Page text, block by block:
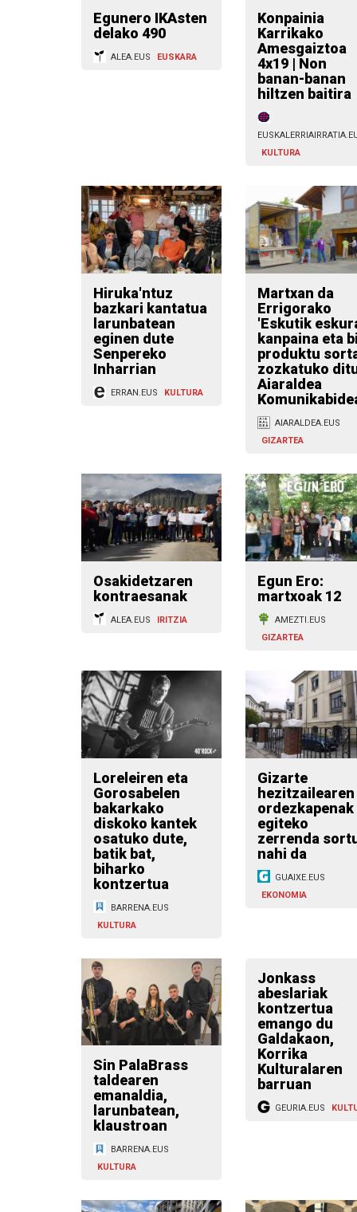
Egunero IKAsten
delako 490
ALEA.EUS EUSKARA
Konpainia
Karrikako
Amesgaiztoa
4x19 | Non
banan-banan
hiltzen baitira
KULTURA
Hiruka'ntuz
bazkari kantatua
larunbatean
eginen dute
Senpereko
Inharrian
ERRAN.EUS KULTURA
Martxan da
Errigorako
'Eskutik
kanpaina eta
produktu
zozkatuko
Aiaraldea
AIARALDEA.EUS
GIZARTEA
Osakidetzaren
kontraesanak
ALEA.EUS IRITZIA
Egun Ero:
martxoak 12
AMEZTI.EUS
GIZARTEA
Loreleiren eta
Gorosabelen
bakarkako
diskoko kantek
osatuko dute,
batik bat,
biharko
kontzertua
BARRENA.EUS
KULTURA
Gizarte
hezitzailearen
ordezkapenak
egiteko
zerrenda
nahi da
GUAIXE.EUS
EKONOMIA
Sin PalaBrass
taldearen
emanaldia,
larunbatean,
klaustroan
BARRENA.EUS
KULTURA
Jonkass
abeslariak
kontzertua
emango du
Galdakaon,
Korrika
Kulturalaren
barruan
GEURIA.EUS